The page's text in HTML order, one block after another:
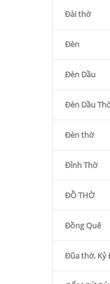
Đài thờ
Đèn
Đèn Dầu
Đèn Dầu
Đèn thờ
Đỉnh Thờ
ĐỒ THỜ
Đồng Quê
Đũa thờ, Kỷ